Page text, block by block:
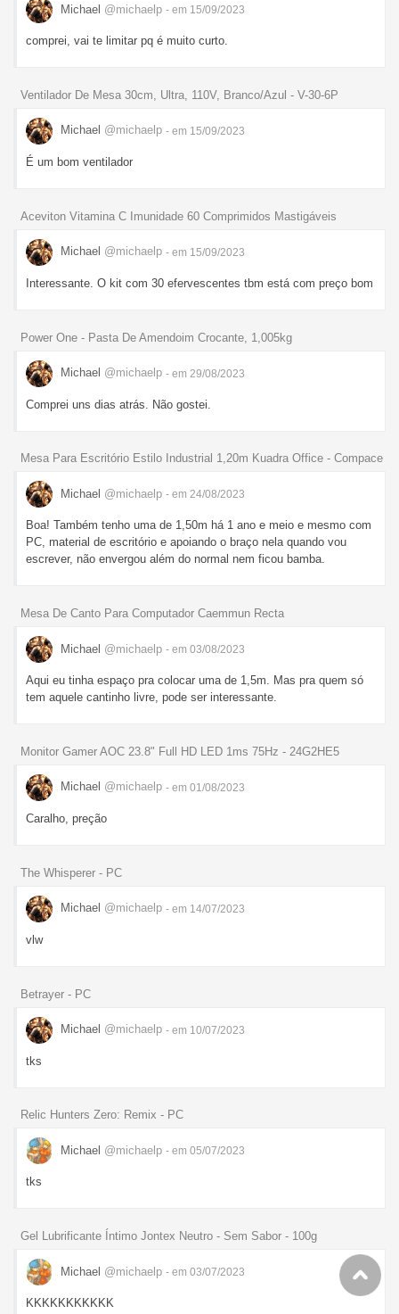
Michael @michaelp - em 15/09/2023
comprei, vai te limitar pq é muito curto.
Ventilador De Mesa 30cm, Ultra, 110V, Branco/Azul - V-30-6P
Michael @michaelp - em 15/09/2023
É um bom ventilador
Aceviton Vitamina C Imunidade 60 Comprimidos Mastigáveis
Michael @michaelp - em 15/09/2023
Interessante. O kit com 30 efervescentes tbm está com preço bom
Power One - Pasta De Amendoim Crocante, 1,005kg
Michael @michaelp - em 29/08/2023
Comprei uns dias atrás. Não gostei.
Mesa Para Escritório Estilo Industrial 1,20m Kuadra Office - Compace
Michael @michaelp - em 24/08/2023
Boa! Também tenho uma de 1,50m há 1 ano e meio e mesmo com
PC, material de escritório e apoiando o braço nela quando vou
escrever, não envergou além do normal nem ficou bamba.
Mesa De Canto Para Computador Caemmun Recta
Michael @michaelp - em 03/08/2023
Aqui eu tinha espaço pra colocar uma de 1,5m. Mas pra quem só
tem aquele cantinho livre, pode ser interessante.
Monitor Gamer AOC 23.8" Full HD LED 1ms 75Hz - 24G2HE5
Michael @michaelp - em 01/08/2023
Caralho, preção
The Whisperer - PC
Michael @michaelp - em 14/07/2023
vlw
Betrayer - PC
Michael @michaelp - em 10/07/2023
tks
Relic Hunters Zero: Remix - PC
Michael @michaelp - em 05/07/2023
tks
Gel Lubrificante Íntimo Jontex Neutro - Sem Sabor - 100g
Michael @michaelp - em 03/07/2023
KKKKKKKKKKK